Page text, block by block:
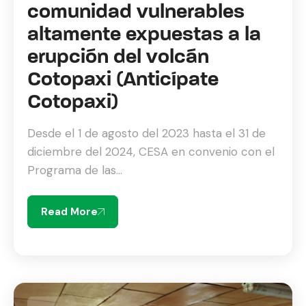
comunidad vulnerables
altamente expuestas a la
erupción del volcán
Cotopaxi (Anticípate
Cotopaxi)
Desde el 1 de agosto del 2023 hasta el 31 de
diciembre del 2024, CESA en convenio con el
Programa de las...
Read More